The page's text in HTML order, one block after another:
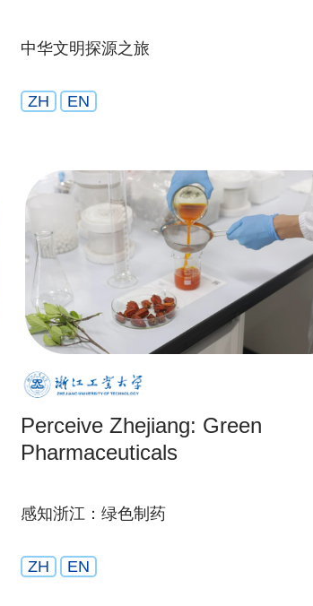
中华文明探源之旅
ZH EN
Perceive Zhejiang: Green
Pharmaceuticals
感知浙江：绿色制药
ZH EN